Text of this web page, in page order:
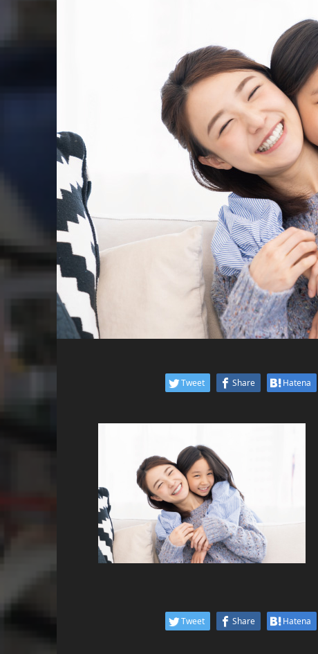
Tweet Share Hatena
Tweet Share Hatena